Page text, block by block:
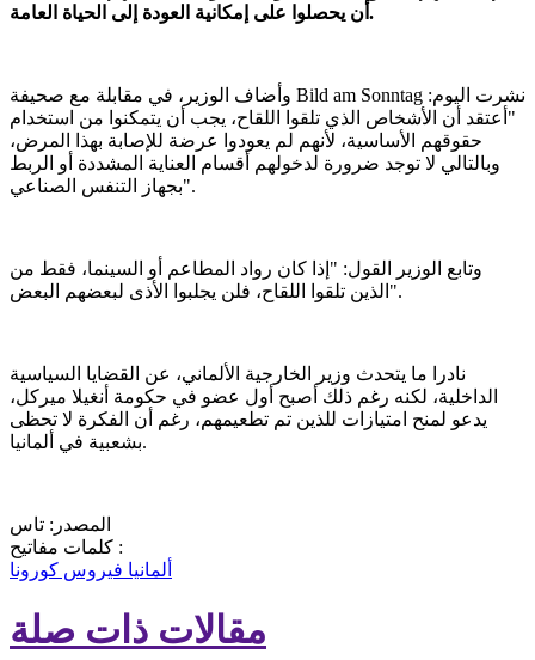
أن يحصلوا على إمكانية العودة إلى الحياة العامة.
وأضاف الوزير، في مقابلة مع صحيفة Bild am Sonntag نشرت اليوم:
"أعتقد أن الأشخاص الذي تلقوا اللقاح، يجب أن يتمكنوا من استخدام
حقوقهم الأساسية، لأنهم لم يعودوا عرضة للإصابة بهذا المرض،
وبالتالي لا توجد ضرورة لدخولهم أقسام العناية المشددة أو الربط
بجهاز التنفس الصناعي".
وتابع الوزير القول: "إذا كان رواد المطاعم أو السينما، فقط من
الذين تلقوا اللقاح، فلن يجلبوا الأذى لبعضهم البعض".
نادرا ما يتحدث وزير الخارجية الألماني، عن القضايا السياسية
الداخلية، لكنه رغم ذلك أصبح أول عضو في حكومة أنغيلا ميركل،
يدعو لمنح امتيازات للذين تم تطعيمهم، رغم أن الفكرة لا تحظى
بشعبية في ألمانيا.
المصدر: تاس
كلمات مفاتيح :
ألمانيا فيروس كورونا
مقالات ذات صلة